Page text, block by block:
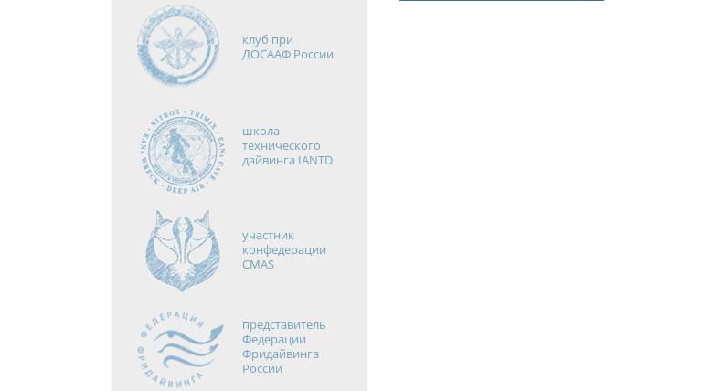
клуб при
ДОСААФ России
школа
технического
дайвинга IANTD
участник
конфедерации
CMAS
представитель
Федерации
Фридайвинга
России